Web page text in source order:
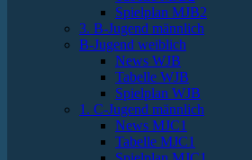
Spielplan MJB2
3. B-Jugend männlich
B-Jugend weiblich
News WJB
Tabelle WJB
Spielplan WJB
1. C-Jugend männlich
News MJC1
Tabelle MJC1